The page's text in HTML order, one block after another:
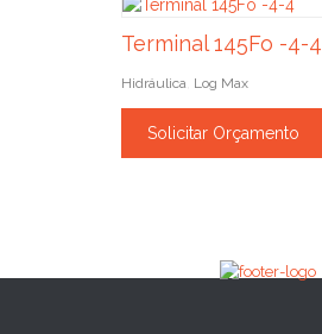
Terminal 145Fo -4-4
Hidráulica Log Max
Solicitar Orçamento